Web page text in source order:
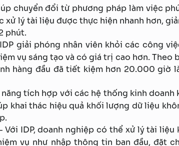
chuyển đổi từ phương pháp làm việc
xử lý tài liệu được thực hiện nhanh hơn,
phút.
giải phóng nhân viên khỏi các công
vụ sáng tạo và có giá trị cao hơn. Theo
hàng đầu đã tiết kiệm hơn 20.000 giờ
năng tích hợp với các hệ thống kinh doanh
khai thác hiệu quả khối lượng dữ liệu
Với IDP, doanh nghiệp có thể xử lý tài liệu
vụ như nhập thông tin ban đầu, đặt